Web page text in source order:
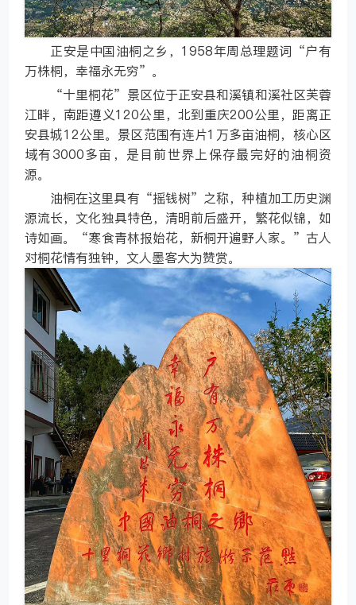
正安是中国油桐之乡，1958年周总理题词“户有
万株桐，幸福永无穷”。
“十里桐花”景区位于正安县和溪镇和溪社区芙蓉
江畔，南距遵义120公里，北到重庆200公里，距离正
安县城12公里。景区范围有连片1万多亩油桐，核心区
域有3000多亩，是目前世界上保存最完好的油桐资
源。
油桐在这里具有“摇钱树”之称，种植加工历史渊
源流长，文化独具特色，清明前后盛开，繁花似锦，如
诗如画。“寒食青林报始花，新桐开遍野人家。”古人
对桐花情有独钟，文人墨客大为赞赏。